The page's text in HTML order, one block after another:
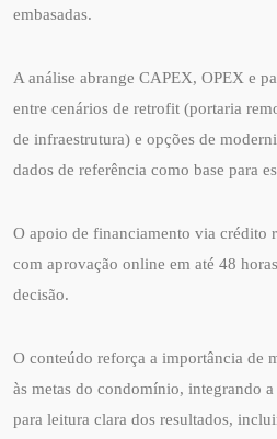
embasadas.
A análise abrange CAPEX, OPEX e
entre cenários de retrofit (portaria
de infraestrutura) e opções de
dados de referência como base para
O apoio de financiamento via crédito
com aprovação online em até 48
decisão.
O conteúdo reforça a importância de
às metas do condomínio, integrando
para leitura clara dos resultados,